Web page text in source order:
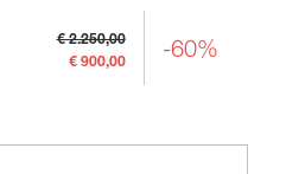
€ 2.250,00
€ 900,00 -60%